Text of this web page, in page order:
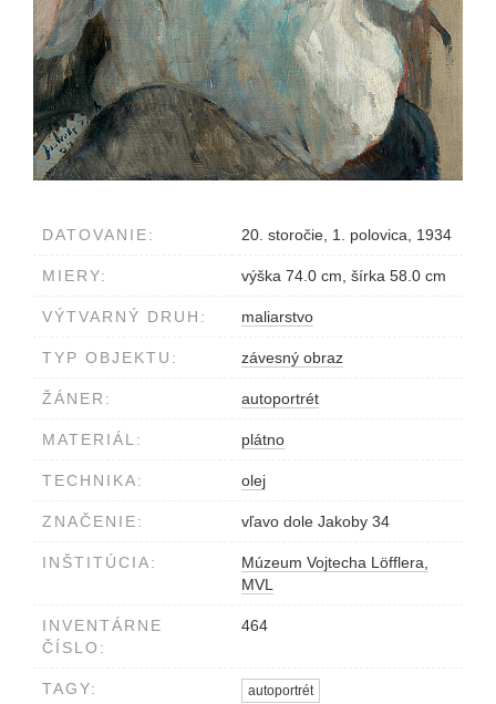
DATOVANIE: 20. storočie, 1. polovica, 1934
MIERY: výška 74.0 cm, šírka 58.0 cm
VÝTVARNÝ DRUH: maliarstvo
TYP OBJEKTU: závesný obraz
ŽÁNER: autoportrét
MATERIÁL: plátno
TECHNIKA: olej
ZNAČENIE: vľavo dole Jakoby 34
INŠTITÚCIA:
Múzeum Vojtecha Löfflera,
MVL
INVENTÁRNE
ČÍSLO:
464
TAGY: autoportrét